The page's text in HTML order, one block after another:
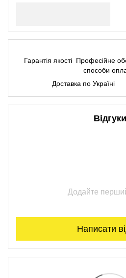
Гарантія якості Професійне
способи
Доставка по Україні
Відгуки
Додайте
Написати